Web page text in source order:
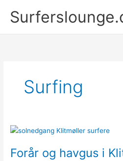
Surfing
Forår og havgus i